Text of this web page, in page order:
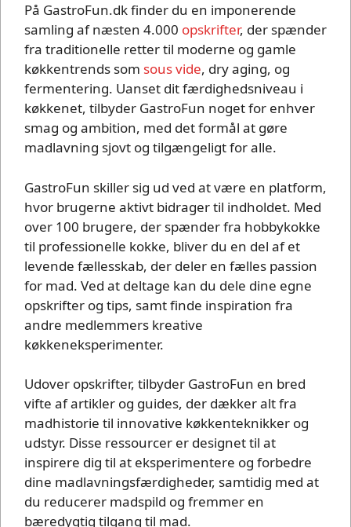
På GastroFun.dk finder du en imponerende
samling af næsten 4.000 opskrifter, der spænder
fra traditionelle retter til moderne og gamle
køkkentrends som sous vide, dry aging, og
fermentering. Uanset dit færdighedsniveau i
køkkenet, tilbyder GastroFun noget for enhver
smag og ambition, med det formål at gøre
madlavning sjovt og tilgængeligt for alle.
GastroFun skiller sig ud ved at være en platform,
hvor brugerne aktivt bidrager til indholdet. Med
over 100 brugere, der spænder fra hobbykokke
til professionelle kokke, bliver du en del af et
levende fællesskab, der deler en fælles passion
for mad. Ved at deltage kan du dele dine egne
opskrifter og tips, samt finde inspiration fra
andre medlemmers kreative
køkkeneksperimenter.
Udover opskrifter, tilbyder GastroFun en bred
vifte af artikler og guides, der dækker alt fra
madhistorie til innovative køkkenteknikker og
udstyr. Disse ressourcer er designet til at
inspirere dig til at eksperimentere og forbedre
dine madlavningsfærdigheder, samtidig med at
du reducerer madspild og fremmer en
bæredygtig tilgang til mad.